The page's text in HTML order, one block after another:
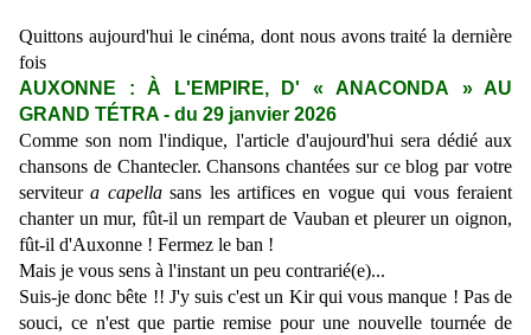
Quittons aujourd'hui le cinéma, dont nous avons traité la dernière
fois
AUXONNE : À L'EMPIRE, D' « ANACONDA » AU
GRAND TÉTRA - du 29 janvier 2026
Comme son nom l'indique, l'article d'aujourd'hui sera dédié aux
chansons de Chantecler. Chansons chantées sur ce blog par votre
serviteura capellasans les artifices en vogue qui vous feraient
chanter un mur, fût-il un rempart de Vauban et pleurer un oignon,
fût-il d'Auxonne ! Fermez le ban !
Mais je vous sens à l'instant un peu contrarié(e)...
Suis-je donc bête !! J'y suis c'est un Kir qui vous manque ! Pas de
souci, ce n'est que partie remise pour une nouvelle tournée de